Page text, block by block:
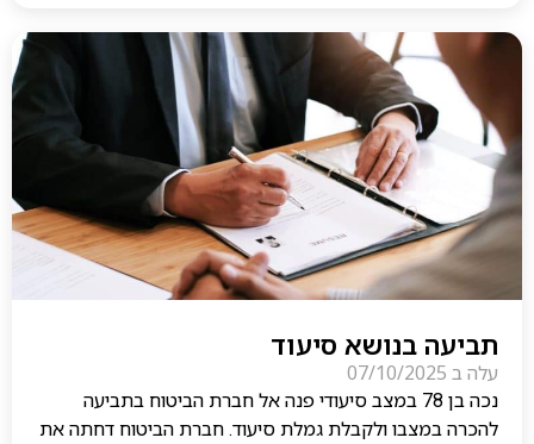
תביעה בנושא סיעוד
עלה ב 07/10/2025
נכה בן 78 במצב סיעודי פנה אל חברת הביטוח בתביעה
להכרה במצבו ולקבלת גמלת סיעוד. חברת הביטוח דחתה את